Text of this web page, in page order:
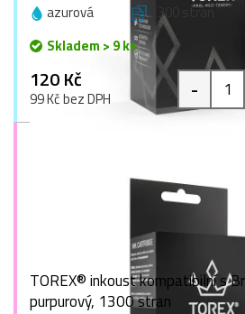
azurová 1300 stran
Skladem > 9 ks
120 Kč
99 Kč bez DPH -
TOREX® inkoust kompatibilní s
purpurový, 1300 stran